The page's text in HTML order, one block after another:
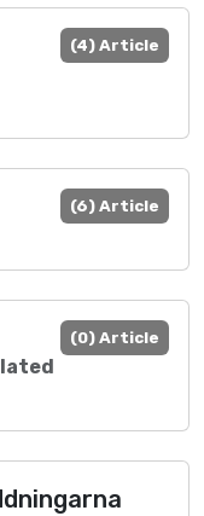
(4) Article
(6) Article
(0) Article